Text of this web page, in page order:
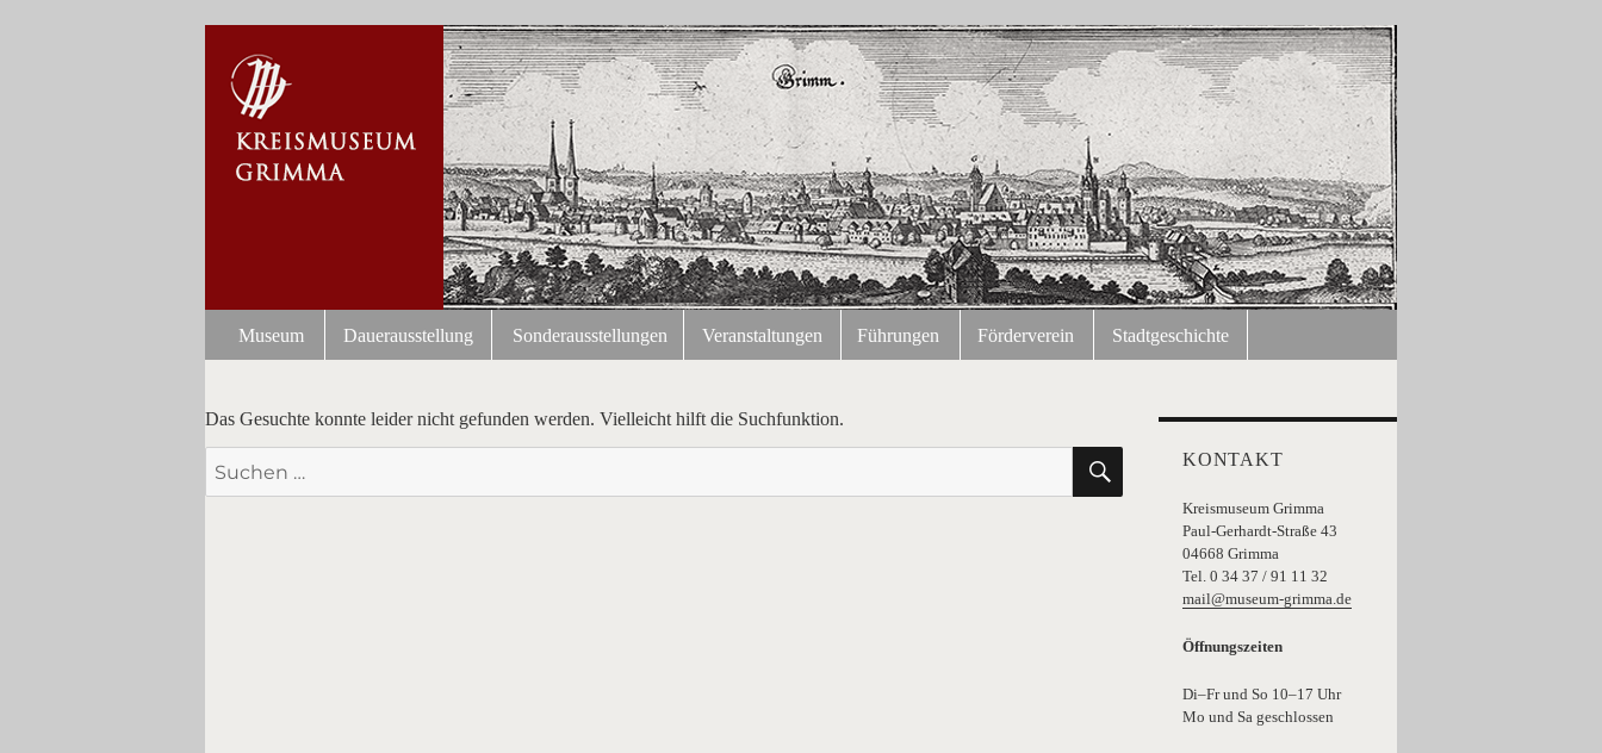
Museum Dauerausstellung Sonderausstellungen Veranstaltungen Führungen Förderverein Stadtgeschichte
Das Gesuchte konnte leider nicht gefunden werden. Vielleicht hilft die Suchfunktion.
Suchen
nach:
SUCHENKONTAKT
Kreismuseum Grimma
Paul-Gerhardt-Straße 43
04668 Grimma
Tel. 0 34 37 / 91 11 32
mail@museum-grimma.de
Öffnungszeiten
Di–Fr und So 10–17 Uhr
Mo und Sa geschlossen